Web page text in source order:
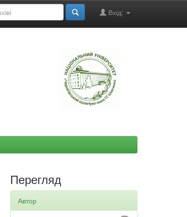
Вхід:
Перегляд
Автор